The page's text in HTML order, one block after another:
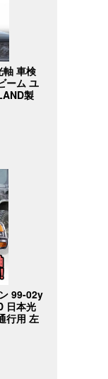
軸 車検
ーム ユ
製
99-02y
日本光
行用 左